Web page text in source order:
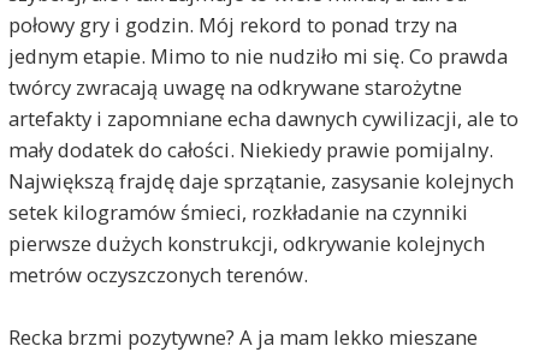
połowy gry i godzin. Mój rekord to ponad trzy na
jednym etapie. Mimo to nie nudziło mi się. Co prawda
twórcy zwracają uwagę na odkrywane starożytne
artefakty i zapomniane echa dawnych cywilizacji, ale to
mały dodatek do całości. Niekiedy prawie pomijalny.
Największą frajdę daje sprzątanie, zasysanie kolejnych
setek kilogramów śmieci, rozkładanie na czynniki
pierwsze dużych konstrukcji, odkrywanie kolejnych
metrów oczyszczonych terenów.
Recka brzmi pozytywne? A ja mam lekko mieszane